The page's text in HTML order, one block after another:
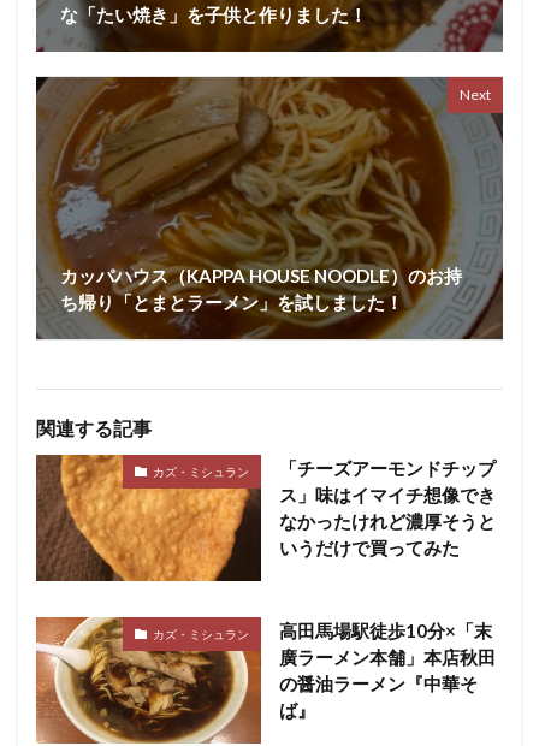
な「たい焼き」を子供と作りました！
Next
カッパハウス（KAPPA HOUSE NOODLE）のお持
ち帰り「とまとラーメン」を試しました！
関連する記事
カズ・ミシュラン
「チーズアーモンドチップ
ス」味はイマイチ想像でき
なかったけれど濃厚そうと
いうだけで買ってみた
カズ・ミシュラン
高田馬場駅徒歩10分×「末
廣ラーメン本舗」本店秋田
の醤油ラーメン『中華そ
ば』